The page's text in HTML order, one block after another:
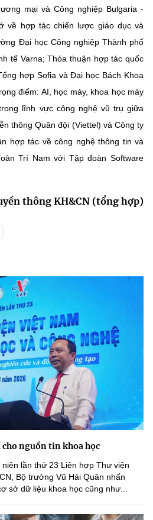
mại và Công nghiệp Bulgaria -
về hợp tác chiến lược giáo dục và
Đại học Công nghiệp Thành phố
tế Varna; Thỏa thuận hợp tác quốc
hợp Sofia và Đại học Bách Khoa
điểm: AI, học máy, khoa học máy
lĩnh vực công nghệ vũ trụ giữa
thông Quân đội (Viettel) và Công ty
hợp tác về công nghệ thông tin và
Trí Nam với Tập đoàn Software
thông KH&CN (tổng hợp)
nguồn tin khoa học
lần thứ 23 Liên hợp Thư viện
Bộ trưởng Vũ Hải Quân nhấn
sở dữ liệu khoa học cũng như...